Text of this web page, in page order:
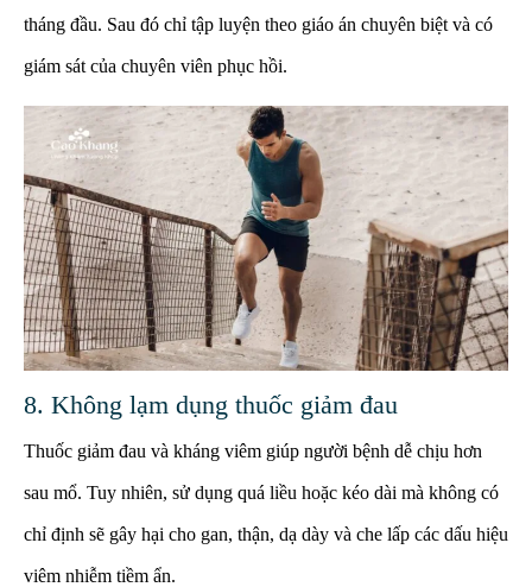
tháng đầu. Sau đó chỉ tập luyện theo giáo án chuyên biệt và có
giám sát của chuyên viên phục hồi.
8. Không lạm dụng thuốc giảm đau
Thuốc giảm đau và kháng viêm giúp người bệnh dễ chịu hơn
sau mổ. Tuy nhiên, sử dụng quá liều hoặc kéo dài mà không có
chỉ định sẽ gây hại cho gan, thận, dạ dày và che lấp các dấu hiệu
viêm nhiễm tiềm ẩn.